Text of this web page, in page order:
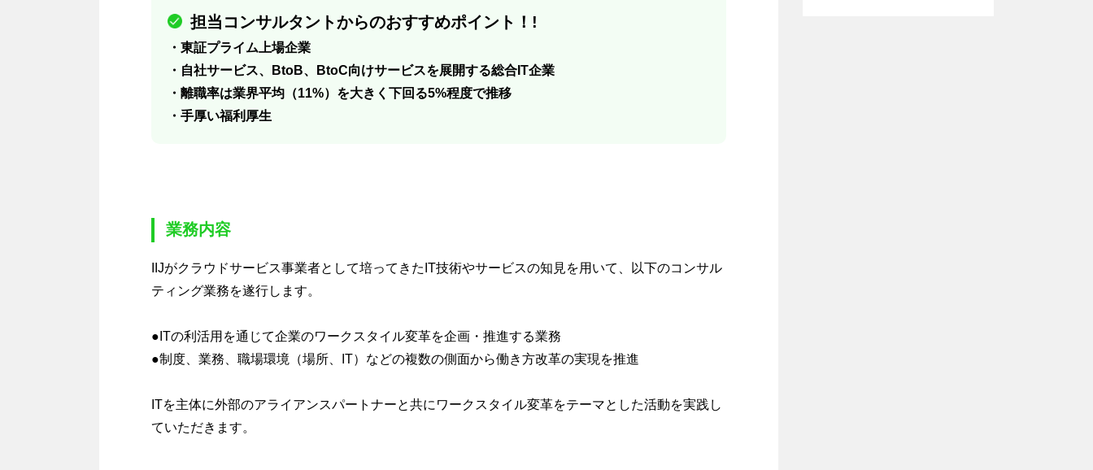
担当コンサルタントからのおすすめポイント！!
・東証プライム上場企業
・自社サービス、BtoB、BtoC向けサービスを展開する総合IT企業
・離職率は業界平均（11%）を大きく下回る5%程度で推移
・手厚い福利厚生
業務内容
IIJがクラウドサービス事業者として培ってきたIT技術やサービスの知見を用いて、以下のコンサル
ティング業務を遂行します。
●ITの利活用を通じて企業のワークスタイル変革を企画・推進する業務
●制度、業務、職場環境（場所、IT）などの複数の側面から働き方改革の実現を推進
ITを主体に外部のアライアンスパートナーと共にワークスタイル変革をテーマとした活動を実践し
ていただきます。